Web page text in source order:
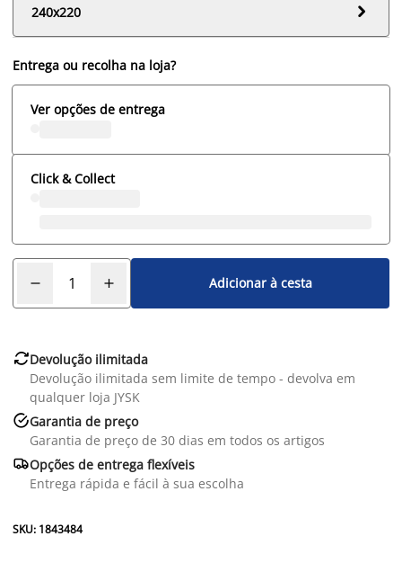
240x220

Entrega ou recolha na loja?
Ver opções de entrega
Click & Collect
Adicionar à cesta
Devolução ilimitada
Devolução ilimitada sem limite de tempo - devolva em
qualquer loja JYSK
Garantia de preço
Garantia de preço de 30 dias em todos os artigos
Opções de entrega flexíveis
Entrega rápida e fácil à sua escolha
SKU: 1843484